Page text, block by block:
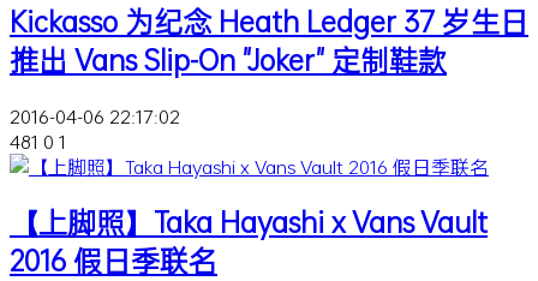
Kickasso 为纪念 Heath Ledger 37 岁生日
推出 Vans Slip-On "Joker" 定制鞋款
2016-04-06 22:17:02
481 0 1
【上脚照】Taka Hayashi x Vans Vault
2016 假日季联名